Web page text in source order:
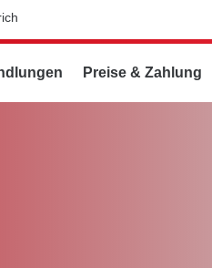
Preise & Zahlung